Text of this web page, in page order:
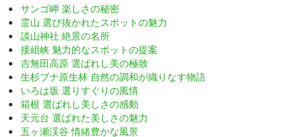
サンゴ岬 楽しさの秘密
霊山 選び抜かれたスポットの魅力
談山神社 絶景の名所
接岨峡 魅力的なスポットの提案
吉無田高原 選ばれし美の極致
生杉ブナ原生林 自然の調和が織りなす物語
いろは坂 選りすぐりの風情
箱根 選ばれし美しさの感動
天元台 選ばれた美しさの魅力
五ヶ瀬渓谷 情緒豊かな風景